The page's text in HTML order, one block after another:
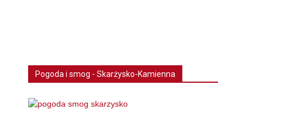
Pogoda i smog - Skarżysko-Kamienna